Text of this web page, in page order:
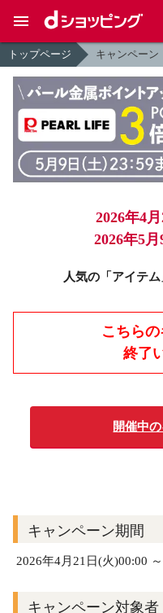
トップページ キャンペーン
2026年4
2026年5
人気の「アイテ
こちら
終了
開催中
キャンペーン期間
2026年4月21日(火)00:00
キャンペーン対象者